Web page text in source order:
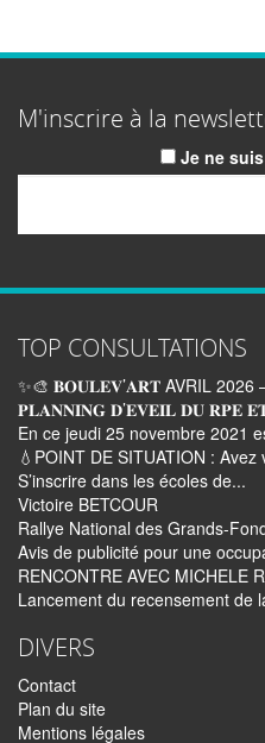
M'inscrire à la
Je ne
TOP CONSULTATIONS
✨🎨 𝐁𝐎𝐔𝐋𝐄𝐕’𝐀𝐑𝐓 AVRIL 2026
𝐏𝐋𝐀𝐍𝐍𝐈𝐍𝐆 𝐃’𝐄𝐕𝐄𝐈𝐋 𝐃𝐔 𝐑𝐏𝐄
En ce jeudi 25 novembre 2021
💧POINT DE SITUATION : Avez
S’inscrire dans les écoles de...
Victoire BETCOUR
Rallye National des Grands-
Avis de publicité pour une
RENCONTRE AVEC MICHELE
Lancement du recensement de
DIVERS
Contact
Plan du site
Mentions légales